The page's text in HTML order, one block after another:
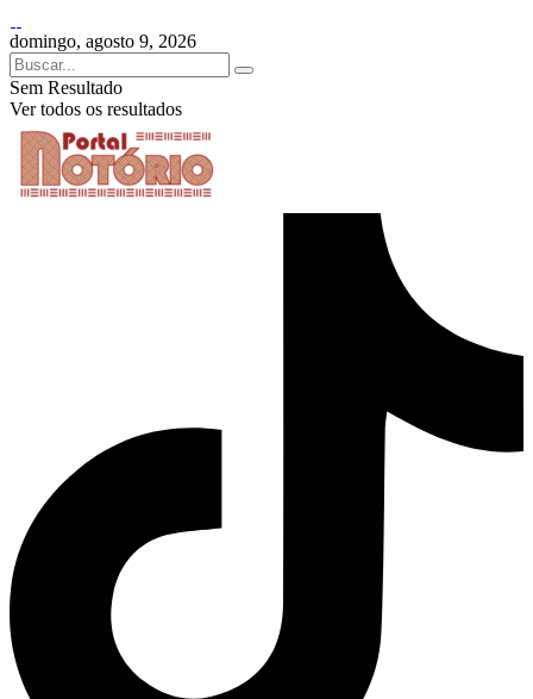
domingo, agosto 9, 2026
Sem Resultado
Ver todos os resultados